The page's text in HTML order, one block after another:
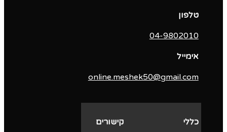
קישורים כללי
טלפון
04-9802010‬
אימייל
online.meshek50@gmail.com